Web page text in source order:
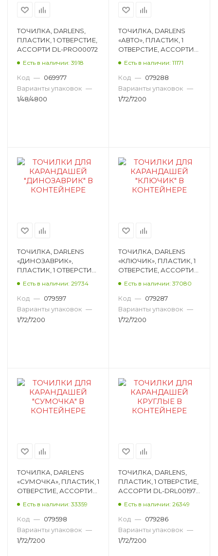
ТОЧИЛКА, DARLENS,
ПЛАСТИК, 1 ОТВЕРСТИЕ,
АССОРТИ DL-PRO00072
Есть в наличии: 3918
Код — 069977
Варианты упаковок —
1/48/4800
ТОЧИЛКА, DARLENS
«АВТО», ПЛАСТИК, 1
ОТВЕРСТИЕ, АССОРТИ
Есть в наличии: 11171
Код — 079288
Варианты упаковок —
1/72/7200
ТОЧИЛКА, DARLENS
«ДИНОЗАВРИК»,
ПЛАСТИК, 1 ОТВЕРСТИЕ,
Есть в наличии: 29734
Код — 079597
Варианты упаковок —
1/72/7200
ТОЧИЛКА, DARLENS
«КЛЮЧИК», ПЛАСТИК, 1
ОТВЕРСТИЕ, АССОРТИ
Есть в наличии: 37080
Код — 079287
Варианты упаковок —
1/72/7200
ТОЧИЛКА, DARLENS
«СУМОЧКА», ПЛАСТИК, 1
ОТВЕРСТИЕ, АССОРТИ
Есть в наличии: 33359
Код — 079598
Варианты упаковок —
1/72/7200
ТОЧИЛКА, DARLENS,
ПЛАСТИК, 1 ОТВЕРСТИЕ,
АССОРТИ DL-DRL00197,
Есть в наличии: 26349
Код — 079286
Варианты упаковок —
1/72/7200